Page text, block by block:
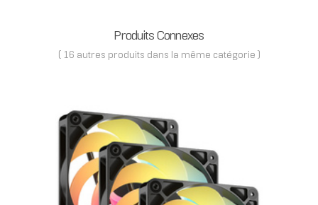
Produits Connexes
( 16 autres produits dans la même catégorie )